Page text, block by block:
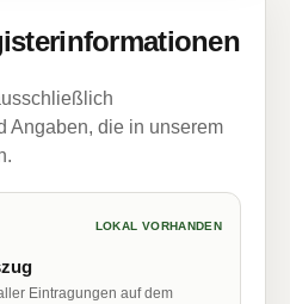
Angaben, die in unserem
LOKAL VORHANDEN
Eintragungen auf dem